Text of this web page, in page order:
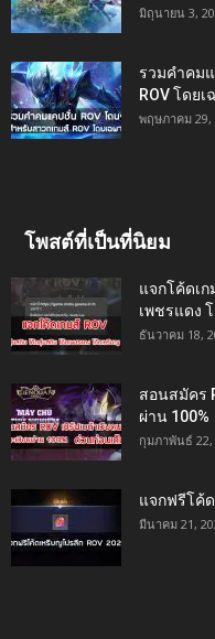
มิถุนายน 3,
รวมคำคม
ROV โดยเ
พฤษภาคม 29,
โพสต์ที่เป็นที่นิยม
แจกโค้ดเ
เพชรแดง
ธันวาคม 18,
สอนสมัคร
ผ่าน 100%
กุมภาพันธ์ 22,
แจกฟรีโค้
มีนาคม 21,